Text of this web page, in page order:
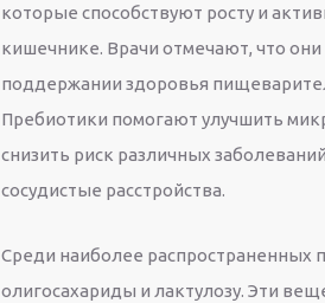
которые способствуют росту и
кишечнике. Врачи отмечают, что
поддержании здоровья
Пребиотики помогают улучшить
снизить риск различных
сосудистые расстройства.
Среди наиболее распространенных
олигосахариды и лактулозу. Эти